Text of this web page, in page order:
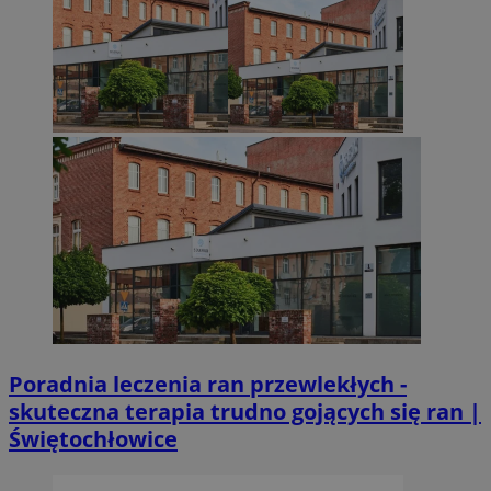
Poradnia leczenia ran przewlekłych -
skuteczna terapia trudno gojących się ran |
Świętochłowice
suid
Simplifi Holdings
Inc.
.simpli.fi
INGRESSCOOKIE
NGINX Inc.
bh.contextweb.com
m-ce.pl